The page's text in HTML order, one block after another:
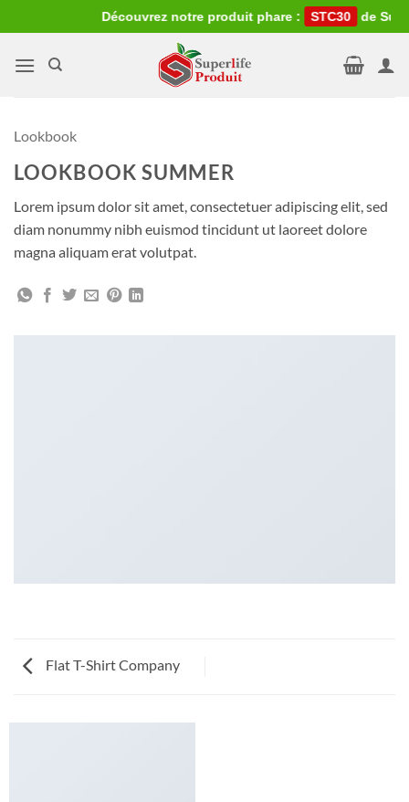
au
contenu
Découvrez notre produit phare : STC30 de
Lookbook
LOOKBOOK SUMMER
Lorem ipsum dolor sit amet, consectetuer adipiscing elit, sed
diam nonummy nibh euismod tincidunt ut laoreet dolore
magna aliquam erat volutpat.
Flat T-Shirt Company